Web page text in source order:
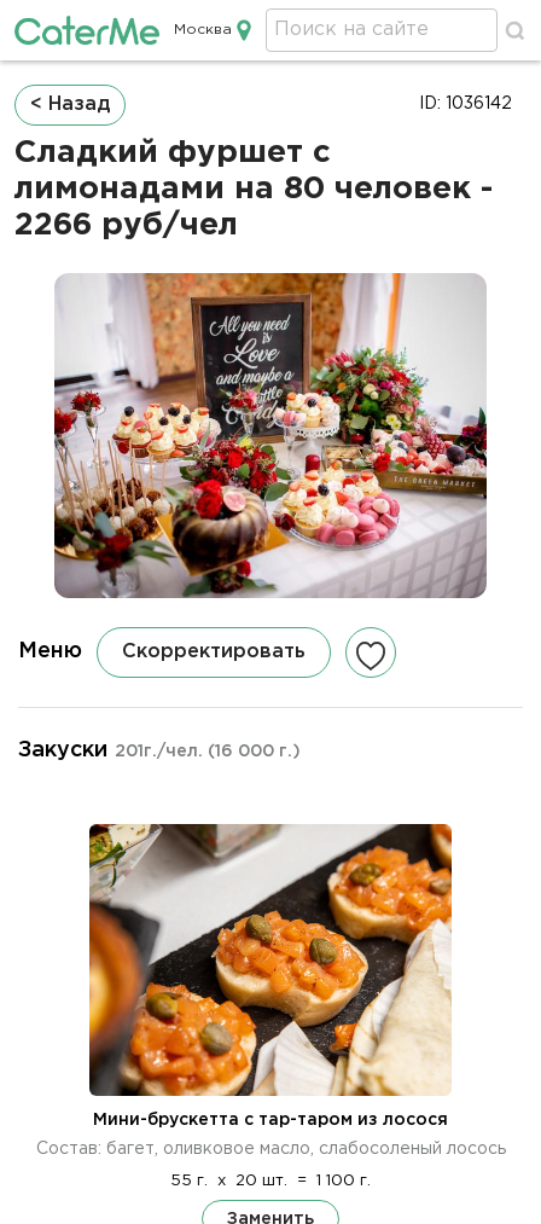
Кейтеринг в Москве
Москва
Строка
навигации
< Назад
Сладкий фуршет с
лимонадами на 80 человек -
2266 руб/чел
ID: 1036142
Меню Скорректировать
Закуски 201г./чел. (16 000 г.)
Мини-брускетта с тар-таром из лосося
Состав: багет, оливковое масло, слабосоленый лосось
55 г. x 20 шт. = 1 100 г.
Заменить